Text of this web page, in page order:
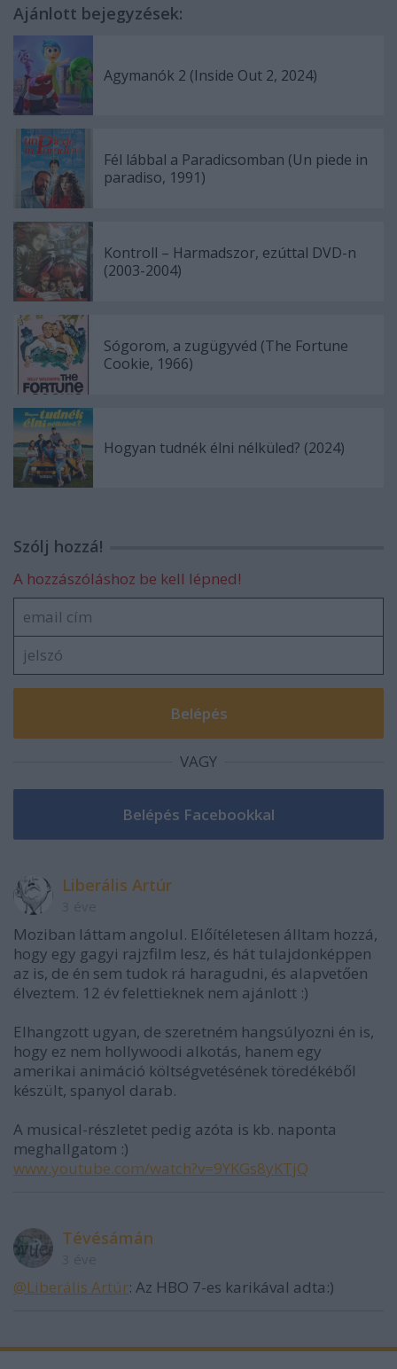
Ajánlott bejegyzések:
Agymanók 2 (Inside Out 2, 2024)
Fél lábbal a Paradicsomban (Un piede in
paradiso, 1991)
Kontroll – Harmadszor, ezúttal DVD-n
(2003-2004)
Sógorom, a zugügyvéd (The Fortune
Cookie, 1966)
Hogyan tudnék élni nélküled? (2024)
Szólj hozzá!
A hozzászóláshoz be kell lépned!
VAGY
Liberális Artúr
Moziban láttam angolul. Előítéletesen álltam hozzá,
hogy egy gagyi rajzfilm lesz, és hát tulajdonképpen
az is, de én sem tudok rá haragudni, és alapvetően
élveztem. 12 év felettieknek nem ajánlott :)
Elhangzott ugyan, de szeretném hangsúlyozni én is,
hogy ez nem hollywoodi alkotás, hanem egy
amerikai animáció költségvetésének töredékéből
készült, spanyol darab.
A musical-részletet pedig azóta is kb. naponta
meghallgatom :)
www.youtube.com/watch?v=9YKGs8yKTjQ
Tévésámán
@Liberális Artúr: Az HBO 7-es karikával adta:)